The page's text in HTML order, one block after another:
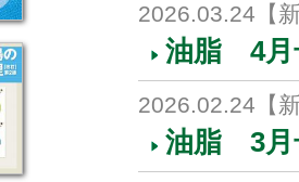
2026.03.24 【
油脂 4
2026.02.24 【
油脂 3